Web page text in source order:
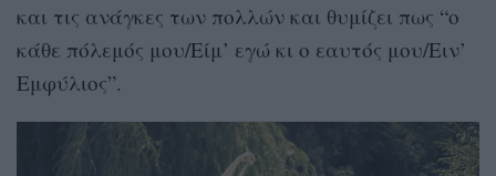
και τις ανάγκες των πολλών και θυμίζει πως “ο
κάθε πόλεμός μου/Είμ’ εγώ κι ο εαυτός μου/Ειν’
Εμφύλιος”.